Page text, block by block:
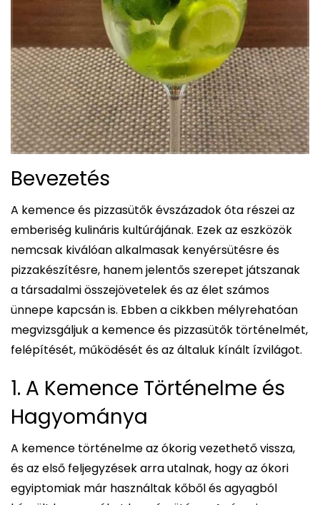
Bevezetés
A kemence és pizzasütők évszázadok óta részei az
emberiség kulináris kultúrájának. Ezek az eszközök
nemcsak kiválóan alkalmasak kenyérsütésre és
pizzakészítésre, hanem jelentős szerepet játszanak
a társadalmi összejövetelek és az élet számos
ünnepe kapcsán is. Ebben a cikkben mélyrehatóan
megvizsgáljuk a kemence és pizzasütők történelmét,
felépítését, működését és az általuk kínált ízvilágot.
1. A Kemence Történelme és
Hagyománya
A kemence történelme az ókorig vezethető vissza,
és az első feljegyzések arra utalnak, hogy az ókori
egyiptomiak már használtak kőből és agyagból